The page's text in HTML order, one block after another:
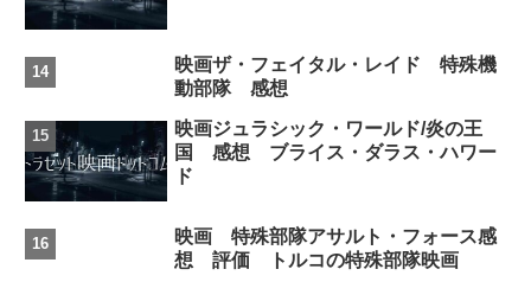
映画ザ・フェイタル・レイド 特殊機
動部隊 感想
映画ジュラシック・ワールド/炎の王
国 感想 ブライス・ダラス・ハワー
ド
映画 特殊部隊アサルト・フォース感
想 評価 トルコの特殊部隊映画